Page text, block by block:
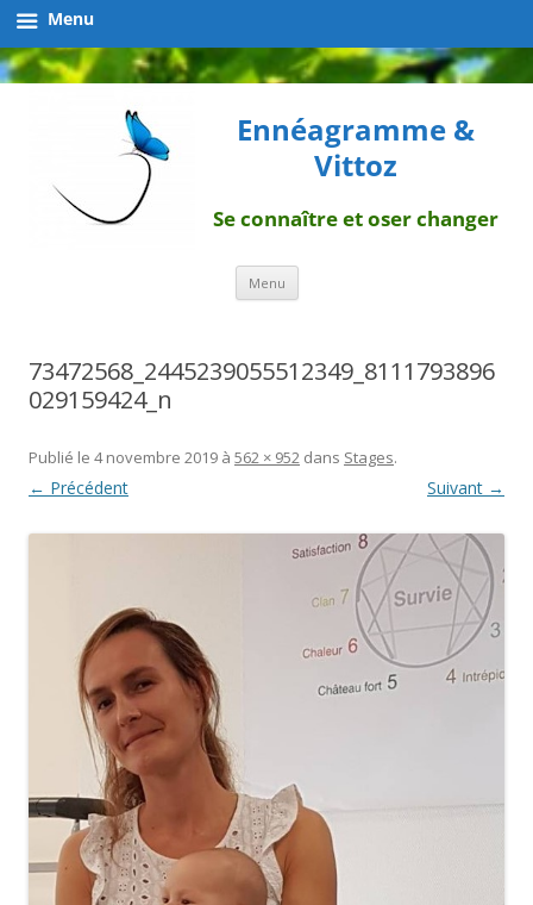
Ennéagramme &
Vittoz
Se connaître et oser changer
Menu Aller
contenu
73472568_2445239055512349_8111793896
029159424_n
Publié le 4 novembre 2019 à 562 × 952 dans Stages.
← Précédent Suivant →
Menu